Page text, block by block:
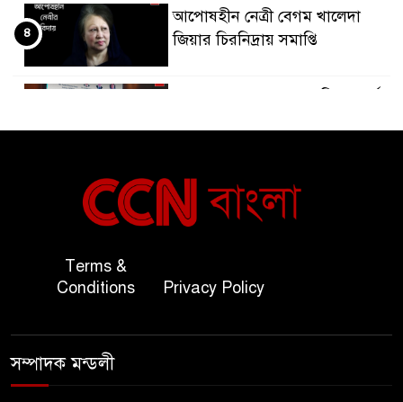
আপোষহীন নেত্রী বেগম খালেদা
জিয়ার চিরনিদ্রায় সমাপ্তি
৪
জাপান-বাংলাদেশ সহযোগিতা কার্বন
বাংলাদেশ ও কুয়েত: সেনাপ্রধান এবং
সহ-পররাষ্ট্রমন্ত্রীর সৌজন্য সাক্ষাৎ
অতিরিক্ত পুলিশ মহাপরিদর্শক
বিপিআই-এর জ্বালানি প্রশিক্ষণ
Terms &
Conditions
Privacy Policy
সম্পাদক মন্ডলী